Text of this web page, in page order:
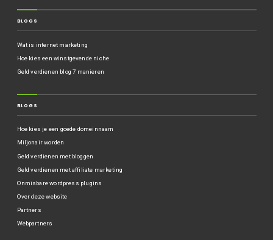
BLOGS
Wat is internet marketing
Hoe kies een winstgevende niche
Geld verdienen blog 7 manieren
BLOGS
Hoe kies je een goede domeinnaam
Miljonair worden
Geld verdienen met bloggen
Geld verdienen met affiliate marketing
Onmisbare wordpress plugins
Over deze website
Partners
Webpartners